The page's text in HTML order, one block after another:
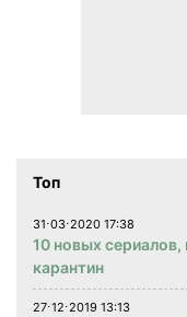
Топ
31⋅03⋅2020 17:38
10 новых
карантин
27⋅12⋅2019 13:13